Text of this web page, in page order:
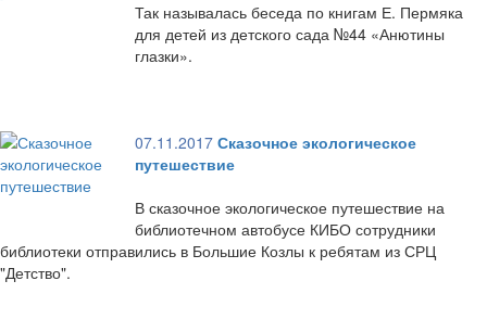
Так называлась беседа по книгам Е. Пермяка
для детей из детского сада №44 «Анютины
глазки».
07.11.2017 Сказочное экологическое
путешествие
В сказочное экологическое путешествие на
библиотечном автобусе КИБО сотрудники
библиотеки отправились в Большие Козлы к ребятам из СРЦ
"Детство".